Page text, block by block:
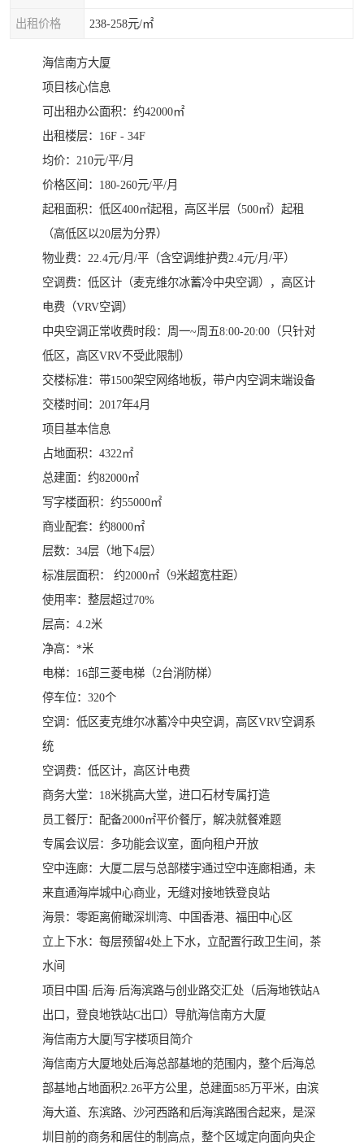
出租价格 238-258元/㎡
海信南方大厦
项目核心信息
可出租办公面积：约42000㎡
出租楼层：16F - 34F
均价：210元/平/月
价格区间：180-260元/平/月
起租面积：低区400㎡起租，高区半层（500㎡）起租
（高低区以20层为分界）
物业费：22.4元/月/平（含空调维护费2.4元/月/平）
空调费：低区计（麦克维尔冰蓄冷中央空调），高区计
电费（VRV空调）
中央空调正常收费时段：周一~周五8:00-20:00（只针对
低区，高区VRV不受此限制）
交楼标准：带1500架空网络地板，带户内空调末端设备
交楼时间：2017年4月
项目基本信息
占地面积：4322㎡
总建面：约82000㎡
写字楼面积：约55000㎡
商业配套：约8000㎡
层数：34层（地下4层）
标准层面积： 约2000㎡（9米超宽柱距）
使用率：整层超过70%
层高：4.2米
净高：*米
电梯：16部三菱电梯（2台消防梯）
停车位：320个
空调：低区麦克维尔冰蓄冷中央空调，高区VRV空调系
统
空调费：低区计，高区计电费
商务大堂：18米挑高大堂，进口石材专属打造
员工餐厅：配备2000㎡平价餐厅，解决就餐难题
专属会议层：多功能会议室，面向租户开放
空中连廊：大厦二层与总部楼宇通过空中连廊相通，未
来直通海岸城中心商业，无缝对接地铁登良站
海景：零距离俯瞰深圳湾、中国香港、福田中心区
立上下水：每层预留4处上下水，立配置行政卫生间，茶
水间
项目中国·后海·后海滨路与创业路交汇处（后海地铁站A
出口，登良地铁站C出口）导航海信南方大厦
海信南方大厦|写字楼项目简介
海信南方大厦地处后海总部基地的范围内，整个后海总
部基地占地面积2.26平方公里，总建面585万平米，由滨
海大道、东滨路、沙河西路和后海滨路围合起来，是深
圳目前的商务和居住的制高点，整个区域定向面向央企